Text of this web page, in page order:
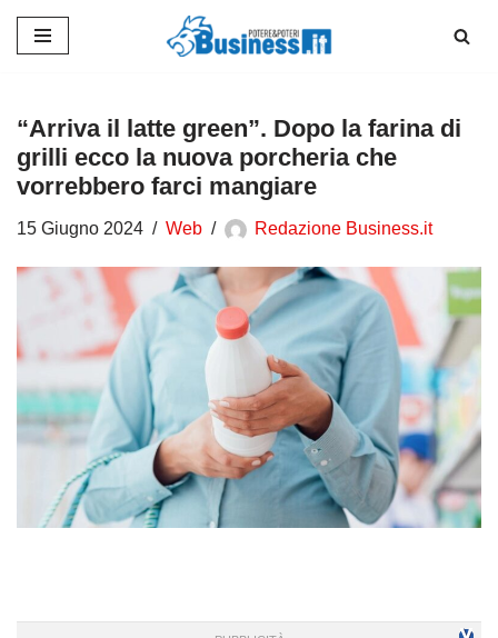
contenuto
“Arriva il latte green”. Dopo la farina di
grilli ecco la nuova porcheria che
vorrebbero farci mangiare
15 Giugno 2024 Web Redazione Business.it